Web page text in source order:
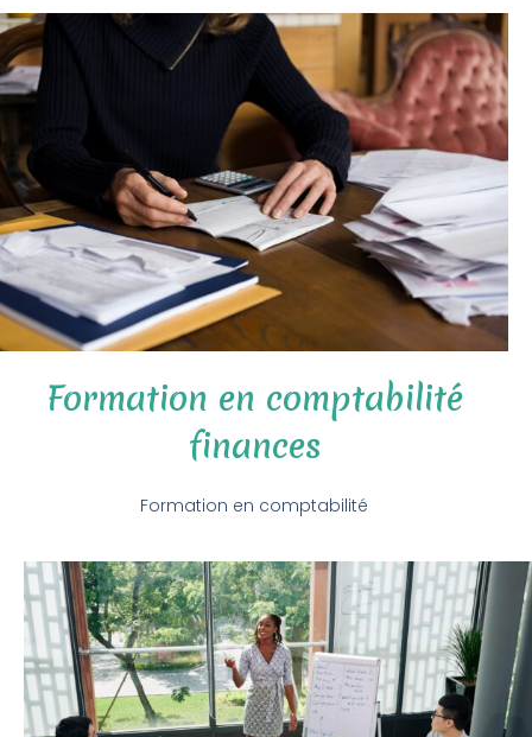
travailleurs, conseils en Team Management,
développement d’outils et de process, d’évaluations,
d’audit RH,..
Formation en comptabilité
finances
Formation en comptabilité
Le but étant de vous expliquer les base de la comptabilité,
ce qu’est la clôture comptable, comment et pourquoi
élaborer des budgets, …